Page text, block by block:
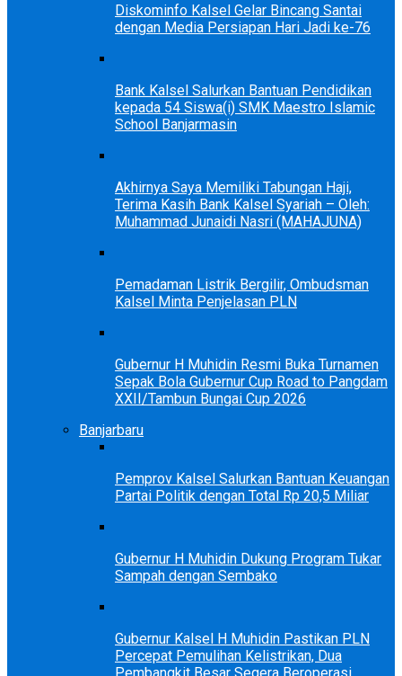
Diskominfo Kalsel Gelar Bincang Santai
dengan Media Persiapan Hari Jadi ke-76
Bank Kalsel Salurkan Bantuan Pendidikan
kepada 54 Siswa(i) SMK Maestro Islamic
School Banjarmasin
Akhirnya Saya Memiliki Tabungan Haji,
Terima Kasih Bank Kalsel Syariah – Oleh:
Muhammad Junaidi Nasri (MAHAJUNA)
Pemadaman Listrik Bergilir, Ombudsman
Kalsel Minta Penjelasan PLN
Gubernur H Muhidin Resmi Buka Turnamen
Sepak Bola Gubernur Cup Road to Pangdam
XXII/Tambun Bungai Cup 2026
Banjarbaru
Pemprov Kalsel Salurkan Bantuan Keuangan
Partai Politik dengan Total Rp 20,5 Miliar
Gubernur H Muhidin Dukung Program Tukar
Sampah dengan Sembako
Gubernur Kalsel H Muhidin Pastikan PLN
Percepat Pemulihan Kelistrikan, Dua